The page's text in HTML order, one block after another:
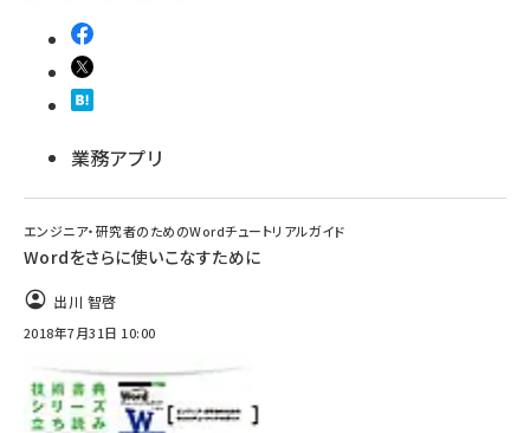
業務アプリ
エンジニア・研究者のためのWordチュートリアルガイド
Wordをさらに使いこなすために
出川 智啓
2018年7月31日 10:00